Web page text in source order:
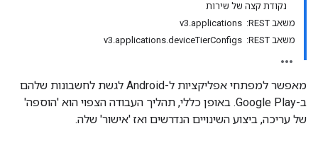
נקודת קצה של שירות
משאב REST: ‏ v3.applications
משאב REST: ‏ v3.applications.deviceTierConfigs
מאפשר למפתחי אפליקציות ל-Android לגשת לחשבונות שלהם
ב-Google Play. באופן כללי, תהליך העבודה הצפוי הוא 'הוספה'
של עריכה, ביצוע השינויים הנדרשים ואז 'אישור' שלה.